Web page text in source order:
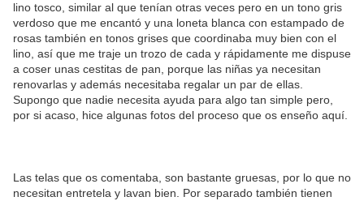
lino tosco, similar al que tenían otras veces pero en un tono gris
verdoso que me encantó y una loneta blanca con estampado de
rosas también en tonos grises que coordinaba muy bien con el
lino, así que me traje un trozo de cada y rápidamente me dispuse
a coser unas cestitas de pan, porque las niñas ya necesitan
renovarlas y además necesitaba regalar un par de ellas.
Supongo que nadie necesita ayuda para algo tan simple pero,
por si acaso, hice algunas fotos del proceso que os enseño aquí.
Las telas que os comentaba, son bastante gruesas, por lo que no
necesitan entretela y lavan bien. Por separado también tienen